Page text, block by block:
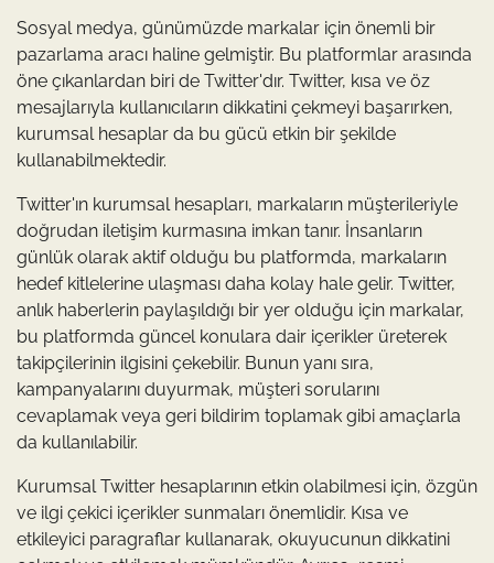
Sosyal medya, günümüzde markalar için önemli bir
pazarlama aracı haline gelmiştir. Bu platformlar arasında
öne çıkanlardan biri de Twitter'dır. Twitter, kısa ve öz
mesajlarıyla kullanıcıların dikkatini çekmeyi başarırken,
kurumsal hesaplar da bu gücü etkin bir şekilde
kullanabilmektedir.
Twitter'ın kurumsal hesapları, markaların müşterileriyle
doğrudan iletişim kurmasına imkan tanır. İnsanların
günlük olarak aktif olduğu bu platformda, markaların
hedef kitlelerine ulaşması daha kolay hale gelir. Twitter,
anlık haberlerin paylaşıldığı bir yer olduğu için markalar,
bu platformda güncel konulara dair içerikler üreterek
takipçilerinin ilgisini çekebilir. Bunun yanı sıra,
kampanyalarını duyurmak, müşteri sorularını
cevaplamak veya geri bildirim toplamak gibi amaçlarla
da kullanılabilir.
Kurumsal Twitter hesaplarının etkin olabilmesi için, özgün
ve ilgi çekici içerikler sunmaları önemlidir. Kısa ve
etkileyici paragraflar kullanarak, okuyucunun dikkatini